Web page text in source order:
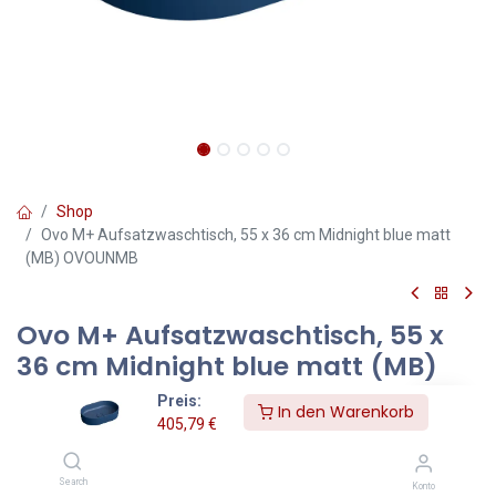
Preis:
405,79 €
In den Warenkorb
Search Konto
Shop
Ovo M+ Aufsatzwaschtisch, 55 x 36 cm Midnight blue matt
(MB) OVOUNMB
Ovo M+ Aufsatzwaschtisch, 55 x
36 cm Midnight blue matt (MB)
OVOUNMB
Farbe: Midnight blue matt (MB)
Der Aufsatzwaschtisch aus der OMNIRES OVO Kollektion zeichnet